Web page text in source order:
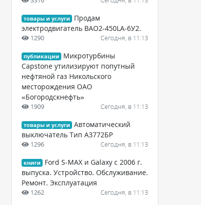
товары и услуги
Продам
электродвигатель ВАО2-450LA-6У2.
1290 Сегодня, в 11:13
публикации
Микротурбины
Capstone утилизируют попутный
нефтяной газ Никольского
месторождения ОАО
«Богородскнефть»
1909 Сегодня, в 11:13
товары и услуги
Автоматический
выключатель Тип А3772БР
1296 Сегодня, в 11:13
книги
Ford S-MAX и Galaxy с 2006 г.
выпуска. Устройство. Обслуживание.
Ремонт. Эксплуатация
1262 Сегодня, в 11:13